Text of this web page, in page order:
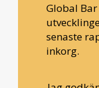
Global
senaste
inkorg.